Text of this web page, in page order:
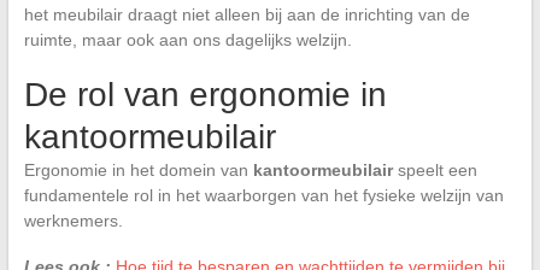
het meubilair draagt niet alleen bij aan de inrichting van de
ruimte, maar ook aan ons dagelijks welzijn.
De rol van ergonomie in
kantoormeubilair
Ergonomie in het domein van kantoormeubilairspeelt een
fundamentele rol in het waarborgen van het fysieke welzijn van
werknemers.